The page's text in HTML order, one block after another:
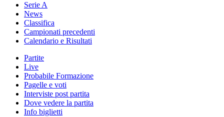
Serie A
News
Classifica
Campionati precedenti
Calendario e Risultati
Partite
Live
Probabile Formazione
Pagelle e voti
Interviste post partita
Dove vedere la partita
Info biglietti